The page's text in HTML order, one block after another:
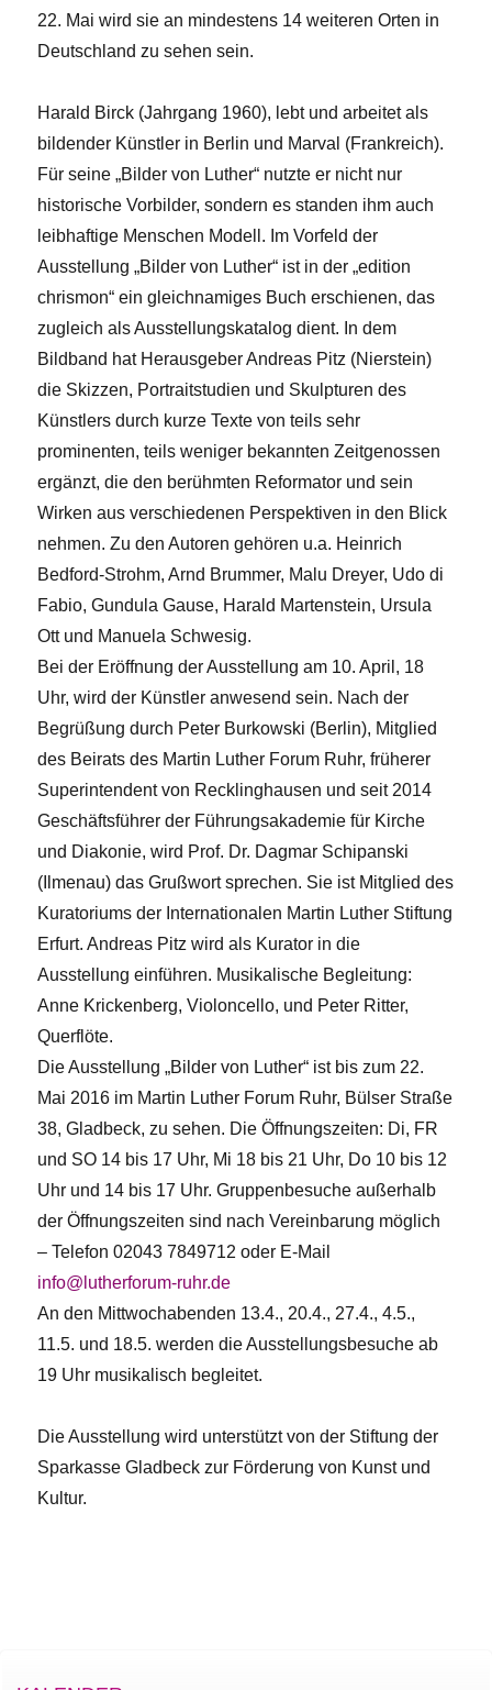
22. Mai wird sie an mindestens 14 weiteren Orten in
Deutschland zu sehen sein.
Harald Birck (Jahrgang 1960), lebt und arbeitet als
bildender Künstler in Berlin und Marval (Frankreich).
Für seine „Bilder von Luther“ nutzte er nicht nur
historische Vorbilder, sondern es standen ihm auch
leibhaftige Menschen Modell. Im Vorfeld der
Ausstellung „Bilder von Luther“ ist in der „edition
chrismon“ ein gleichnamiges Buch erschienen, das
zugleich als Ausstellungskatalog dient. In dem
Bildband hat Herausgeber Andreas Pitz (Nierstein)
die Skizzen, Portraitstudien und Skulpturen des
Künstlers durch kurze Texte von teils sehr
prominenten, teils weniger bekannten Zeitgenossen
ergänzt, die den berühmten Reformator und sein
Wirken aus verschiedenen Perspektiven in den Blick
nehmen. Zu den Autoren gehören u.a. Heinrich
Bedford-Strohm, Arnd Brummer, Malu Dreyer, Udo di
Fabio, Gundula Gause, Harald Martenstein, Ursula
Ott und Manuela Schwesig.
Bei der Eröffnung der Ausstellung am 10. April, 18
Uhr, wird der Künstler anwesend sein. Nach der
Begrüßung durch Peter Burkowski (Berlin), Mitglied
des Beirats des Martin Luther Forum Ruhr, früherer
Superintendent von Recklinghausen und seit 2014
Geschäftsführer der Führungsakademie für Kirche
und Diakonie, wird Prof. Dr. Dagmar Schipanski
(Ilmenau) das Grußwort sprechen. Sie ist Mitglied des
Kuratoriums der Internationalen Martin Luther Stiftung
Erfurt. Andreas Pitz wird als Kurator in die
Ausstellung einführen. Musikalische Begleitung:
Anne Krickenberg, Violoncello, und Peter Ritter,
Querflöte.
Die Ausstellung „Bilder von Luther“ ist bis zum 22.
Mai 2016 im Martin Luther Forum Ruhr, Bülser Straße
38, Gladbeck, zu sehen. Die Öffnungszeiten: Di, FR
und SO 14 bis 17 Uhr, Mi 18 bis 21 Uhr, Do 10 bis 12
Uhr und 14 bis 17 Uhr. Gruppenbesuche außerhalb
der Öffnungszeiten sind nach Vereinbarung möglich
– Telefon 02043 7849712 oder E-Mail
info@lutherforum-ruhr.de
An den Mittwochabenden 13.4., 20.4., 27.4., 4.5.,
11.5. und 18.5. werden die Ausstellungsbesuche ab
19 Uhr musikalisch begleitet.
Die Ausstellung wird unterstützt von der Stiftung der
Sparkasse Gladbeck zur Förderung von Kunst und
Kultur.